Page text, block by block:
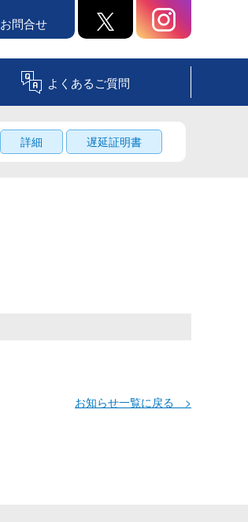
お問合せ
よくあるご質問
詳細 遅延証明書
お知らせ一覧に戻る >